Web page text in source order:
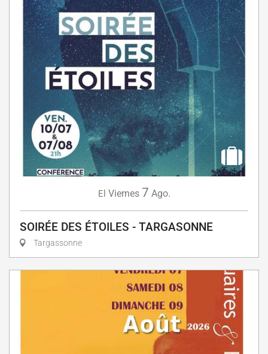
El Viernes 7 Ago.
SOIRÉE DES ÉTOILES - TARGASONNE
Targassonne